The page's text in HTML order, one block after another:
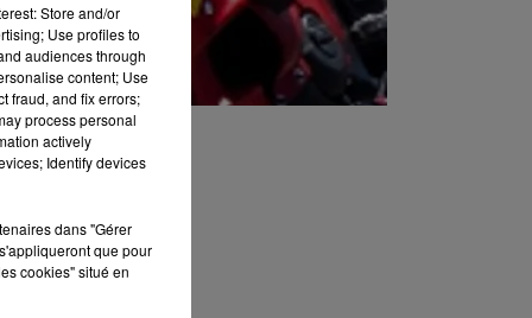
Store and/or
Use profiles to
audiences through
content; Use
fraud, and fix errors;
process personal
actively
Identify devices
dans "Gérer
que pour
cookies" situé en